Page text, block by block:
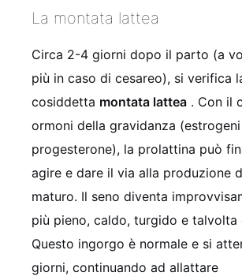
La montata lattea
Circa 2-4 giorni dopo il parto (a
più in caso di cesareo), si verifica
cosiddetta montata lattea . Con il
ormoni della gravidanza
progesterone), la prolattina può
agire e dare il via alla produzione
maturo. Il seno diventa
più pieno, caldo, turgido e talvolta
Questo ingorgo è normale e si
giorni, continuando ad allattare